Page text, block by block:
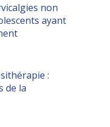
non
ayant
:
de la